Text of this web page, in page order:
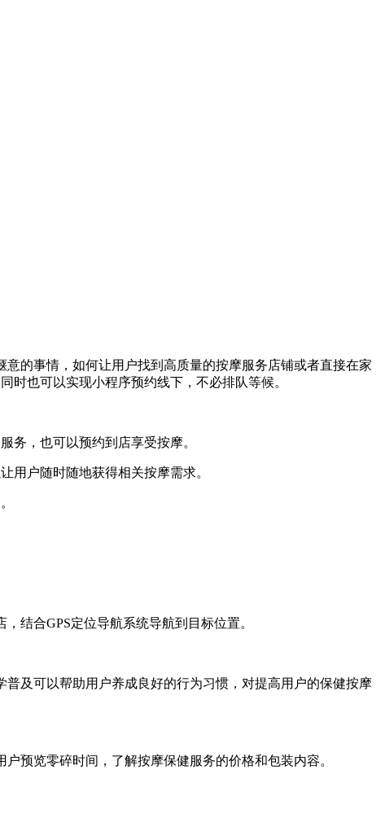
的事情，如何让用户找到高质量的按摩服务店铺或者直接在家
时也可以实现小程序预约线下，不必排队等候。
，也可以预约到店享受按摩。
户随时随地获得相关按摩需求。
结合GPS定位导航系统导航到目标位置。
及可以帮助用户养成良好的行为习惯，对提高用户的保健按摩
预览零碎时间，了解按摩保健服务的价格和包装内容。